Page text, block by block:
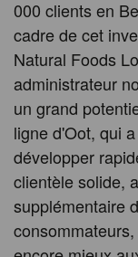
000 clients en
cadre de cet
Natural Foods
administrateur
un grand
ligne d'Oot, qui
développer
clientèle solide,
supplémentaire